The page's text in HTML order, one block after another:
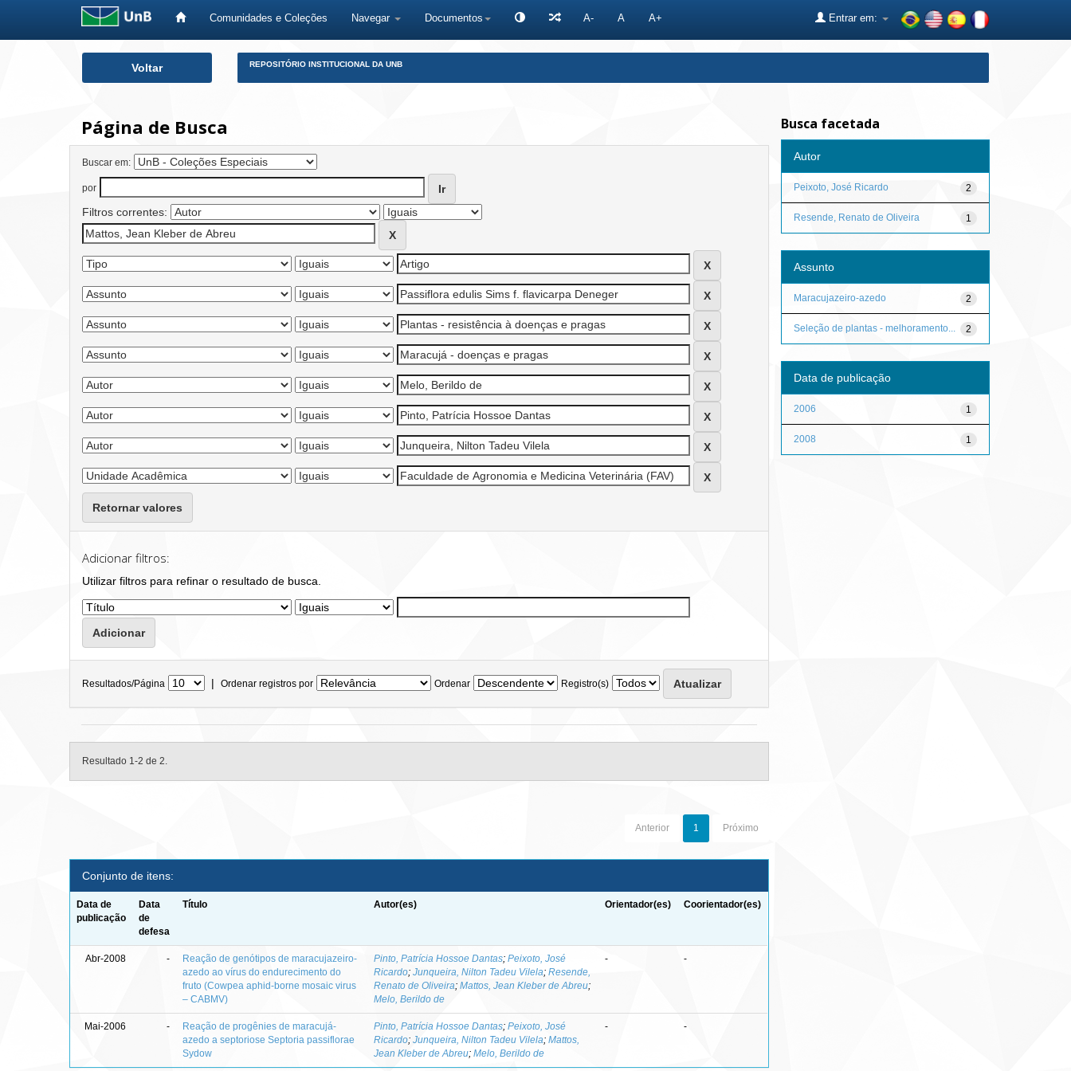
Comunidades e Coleções Navegar Documentos A- A A+ Entrar em:
Voltar REPOSITÓRIO INSTITUCIONAL DA UNB
Página de Busca
Buscar em:
por
Filtros correntes:
Retornar valores
Adicionar filtros:
Utilizar filtros para refinar o resultado de busca.
Resultados/Página | Ordenar registros por Ordenar Registro(s)
Resultado 1-2 de 2.
Anterior 1 Próximo
Conjunto de itens:
Data de
publicação
Data
de
defesa
Título Autor(es) Orientador(es) Coorientador(es)
Abr-2008 -
Reação de genótipos de maracujazeiro-
azedo ao vírus do endurecimento do
fruto (Cowpea aphid-borne mosaic virus
– CABMV)
Pinto, Patrícia Hossoe Dantas;Peixoto, José
Ricardo;Junqueira, Nilton Tadeu Vilela;Resende,
Renato de Oliveira;Mattos, Jean Kleber de Abreu;
Melo, Berildo de
- -
Mai-2006 -
Reação de progênies de maracujá-
azedo a septoriose Septoria passiflorae
Sydow
Pinto, Patrícia Hossoe Dantas;Peixoto, José
Ricardo;Junqueira, Nilton Tadeu Vilela;Mattos,
Jean Kleber de Abreu;Melo, Berildo de
- -
Busca facetada
Autor
2
Peixoto, José Ricardo
1
Resende, Renato de Oliveira
Assunto
2
Maracujazeiro-azedo
2
Seleção de plantas - melhoramento...
Data de publicação
1
2006
1
2008